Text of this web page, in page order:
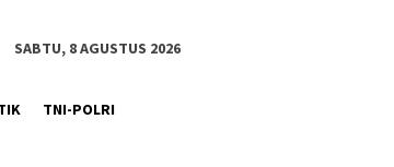
SABTU, 8 AGUSTUS 2026
TNI-POLRI